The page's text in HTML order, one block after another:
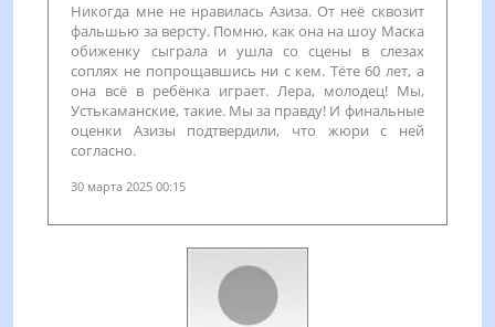
Никогда мне не нравилась Азиза. От неё сквозит
фальшью за версту. Помню, как она на шоу Маска
обиженку сыграла и ушла со сцены в слезах
соплях не попрощавшись ни с кем. Тёте 60 лет, а
она всё в ребёнка играет. Лера, молодец! Мы,
Устькаманские, такие. Мы за правду! И финальные
оценки Азизы подтвердили, что жюри с ней
согласно.
30 марта 2025 00:15